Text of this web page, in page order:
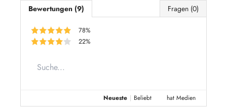
Bewertungen (9) Fragen (0)
78%
22%
Neueste | Beliebt hat Medien